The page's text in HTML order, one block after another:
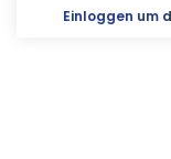
Einloggen um